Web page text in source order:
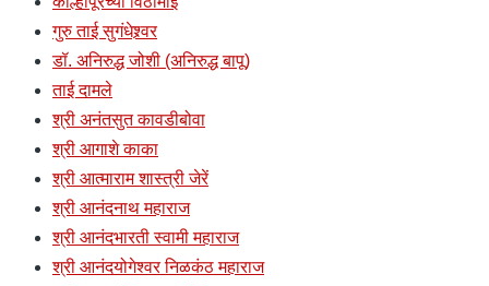
गुरु ताई सुगंधेश्र्वर
डॉ. अनिरुद्ध जोशी (अनिरुद्ध बापू)
ताई दामले
श्री अनंतसुत कावडीबोवा
श्री आगाशे काका
श्री आत्माराम शास्त्री जेरें
श्री आनंदनाथ महाराज
श्री आनंदभारती स्वामी महाराज
श्री आनंदयोगेश्वर निळकंठ महाराज